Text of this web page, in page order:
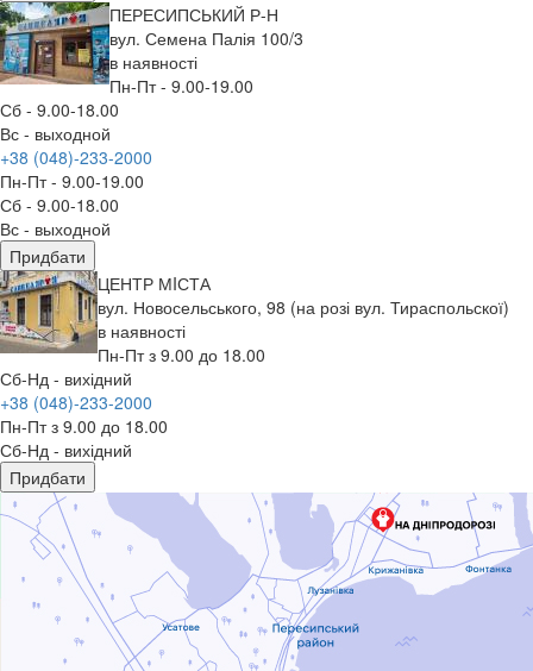
ПЕРЕСИПСЬКИЙ Р-Н
вул. Семена Палія 100/3
в наявності
Пн-Пт - 9.00-19.00
Сб - 9.00-18.00
Вс - выходной
+38 (048)-233-2000
Пн-Пт - 9.00-19.00
Сб - 9.00-18.00
Вс - выходной
Придбати
ЦЕНТР МIСТА
вул. Новосельського, 98 (на розі вул. Тираспольскої)
в наявності
Пн-Пт з 9.00 до 18.00
Сб-Нд - вихідний
+38 (048)-233-2000
Пн-Пт з 9.00 до 18.00
Сб-Нд - вихідний
Придбати